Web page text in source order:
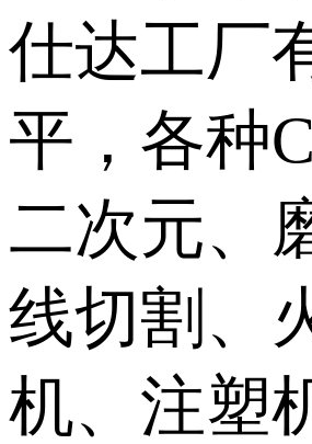
仕达工厂
平，各种
二次元、
线切割、
机、注塑